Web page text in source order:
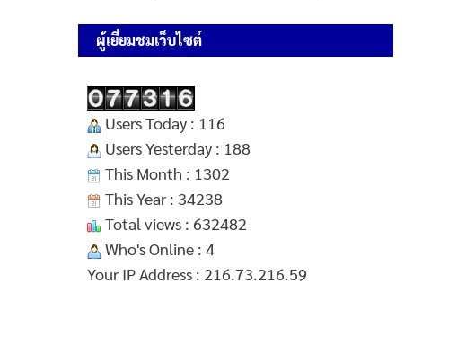
ผู้เยี่ยมชมเว็บไซต์
Users Today : 116
Users Yesterday : 188
This Month : 1302
This Year : 34238
Total views : 632482
Who's Online : 4
Your IP Address : 216.73.216.59